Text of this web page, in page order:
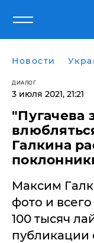
Новости
ДИАЛОГ
3 июля 2021, 21:21
"Пугачева
Галкина
Максим
фото и
100 тысяч
публикации